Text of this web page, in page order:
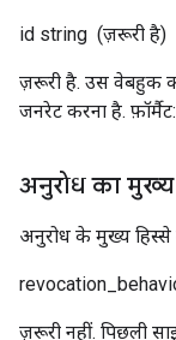
id string (ज़रूरी है)
ज़रूरी है. उस वेबहुक
जनरेट करना है.
अनुरोध का मुख्य
अनुरोध के मुख्य हिस्से
ज़रूरी नहीं. पिछली